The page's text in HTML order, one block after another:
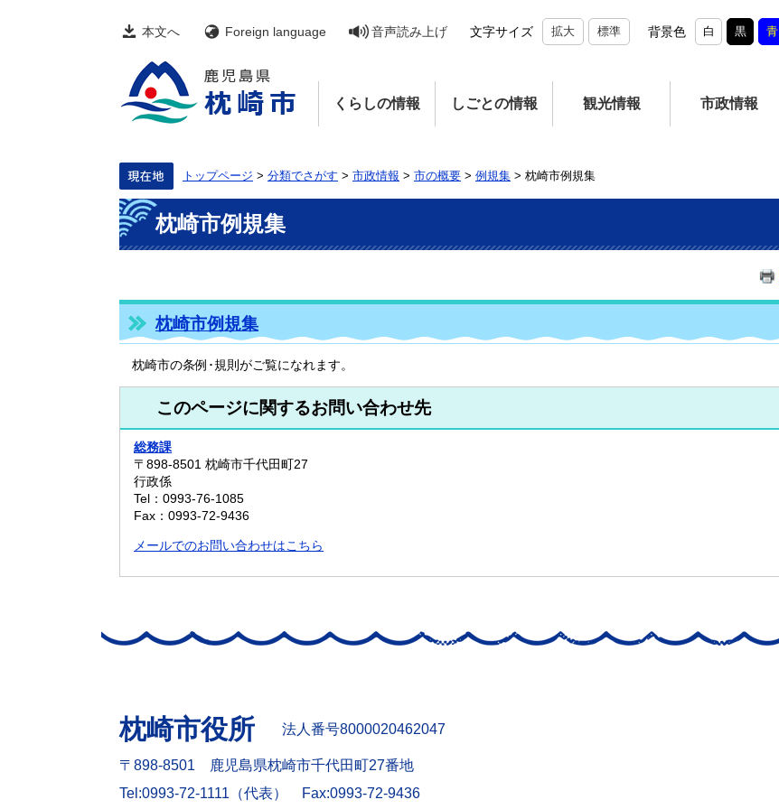
本文へ Foreign language 音声読み上げ 文字サイズ 拡大 標準 背景色 白 黒 青
くらしの情報 しごとの情報 観光情報 市政情報
トップページ > 分類でさがす > 市政情報 > 市の概要 > 例規集 > 枕崎市例規集
本
文
枕崎市例規集
枕崎市例規集
枕崎市の条例･規則がご覧になれます。
このページに関するお問い合わせ先
総務課
〒898-8501 枕崎市千代田町27
行政係
Tel：0993-76-1085
Fax：0993-72-9436
メールでのお問い合わせはこちら
枕崎市役所 法人番号8000020462047
〒898-8501 鹿児島県枕崎市千代田町27番地
Tel:0993-72-1111（代表）
Fax:0993-72-9436